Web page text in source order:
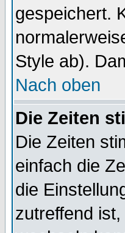
gespeichert.
Style ab).
Nach oben
Die Zeiten
Die Zeiten
einfach die
die
zutreffend